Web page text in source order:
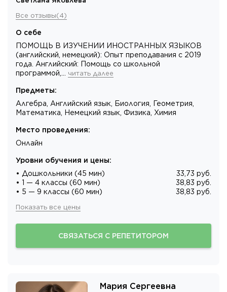
Все отзывы(4)
О себе
ПОМОЩЬ В ИЗУЧЕНИИ ИНОСТРАННЫХ ЯЗЫКОВ
(английский, немецкий): Опыт преподавания c 2019
года. Английский: Помощь со школьной
программой,… читать далее
Предметы:
Алгебра, Английский язык, Биология, Геометрия,
Математика, Немецкий язык, Физика, Химия
Место проведения:
Онлайн
Уровни обучения и цены:
• Дошкольники (45 мин)
33,73 руб.
• 1 — 4 классы (60 мин)
38,83 руб.
• 5 — 9 классы (60 мин)
38,83 руб.
Показать все цены
СВЯЗАТЬСЯ С РЕПЕТИТОРОМ
Мария Сергеевна